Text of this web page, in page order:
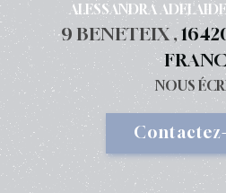
ALESSANDRA
9 BENETEIX ,
NOUS